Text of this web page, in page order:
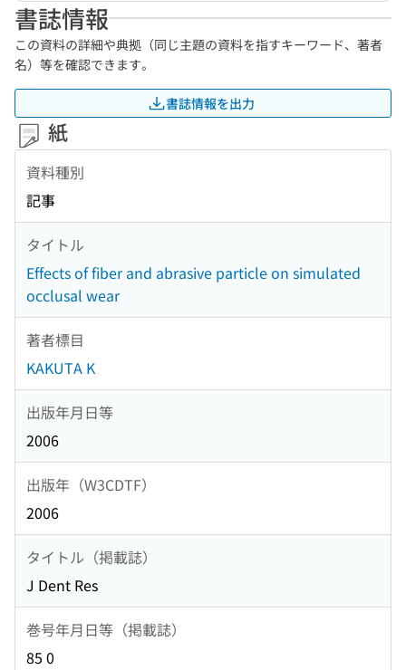
書誌情報
この資料の詳細や典拠（同じ主題の資料を指すキーワード、著者
名）等を確認できます。
書誌情報を出力
紙
資料種別
記事
タイトル
Effects of fiber and abrasive particle on simulated
occlusal wear
著者標目
KAKUTA K
出版年月日等
2006
出版年（W3CDTF）
2006
タイトル（掲載誌）
J Dent Res
巻号年月日等（掲載誌）
85 0